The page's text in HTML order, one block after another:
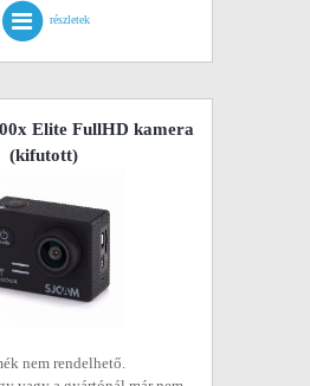
részletek
Elite FullHD kamera
(kifutott)
nem rendelhető.